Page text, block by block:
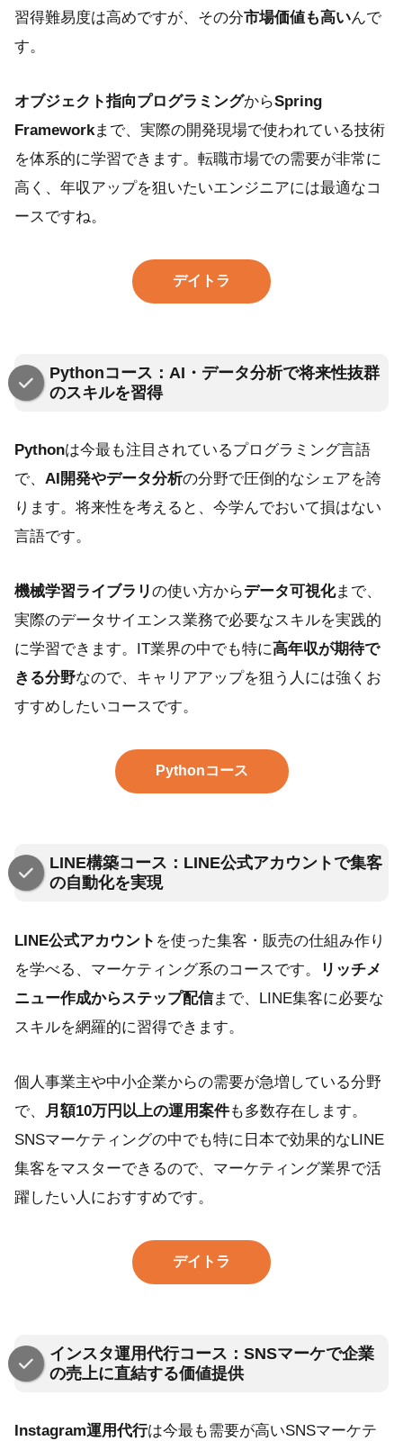
習得難易度は高めですが、その分市場価値も高いんで
す。
オブジェクト指向プログラミングからSpring
Frameworkまで、実際の開発現場で使われている技術
を体系的に学習できます。転職市場での需要が非常に
高く、年収アップを狙いたいエンジニアには最適なコ
ースですね。
デイトラ
Pythonコース：AI・データ分析で将来性抜群
のスキルを習得
Pythonは今最も注目されているプログラミング言語
で、 AI開発やデータ分析の分野で圧倒的なシェアを誇
ります。将来性を考えると、今学んでおいて損はない
言語です。
機械学習ライブラリの使い方からデータ可視化まで、
実際のデータサイエンス業務で必要なスキルを実践的
に学習できます。IT業界の中でも特に高年収が期待で
きる分野なので、キャリアアップを狙う人には強くお
すすめしたいコースです。
Pythonコース
LINE構築コース：LINE公式アカウントで集客
の自動化を実現
LINE公式アカウント を使った集客・販売の仕組み作り
を学べる、マーケティング系のコースです。
リッチメ
ニュー作成からステップ配信まで、LINE集客に必要な
スキルを網羅的に習得できます。
個人事業主や中小企業からの需要が急増している分野
で、
月額10万円以上の運用案件も多数存在します。
SNSマーケティングの中でも特に日本で効果的なLINE
集客をマスターできるので、マーケティング業界で活
躍したい人におすすめです。
デイトラ
インスタ運用代行コース：SNSマーケで企業
の売上に直結する価値提供
Instagram運用代行は今最も需要が高いSNSマーケテ